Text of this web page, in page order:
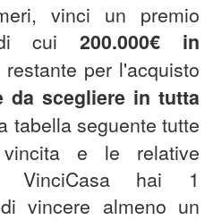
vinci un premio
cui200.000€
in
per l'acquisto
da scegliere in tutta
tabella seguente tutte
e le relative
VinciCasa hai 1
vincere almeno un